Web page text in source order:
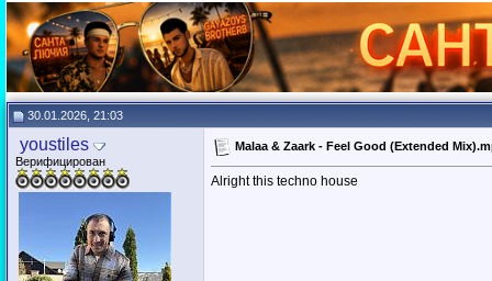
30.01.2026, 21:03
youstiles
Верифицирован
Malaa & Zaark - Feel Good (Extended
Alright this techno house